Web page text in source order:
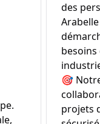
des
🎯
projets